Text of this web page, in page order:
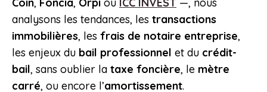
analysons les tendances, les transactions
immobilières, les frais de notaire entreprise,
les enjeux du bail professionnel et du crédit-
bail, sans oublier la taxe foncière, le mètre
carré, ou encore l’amortissement.